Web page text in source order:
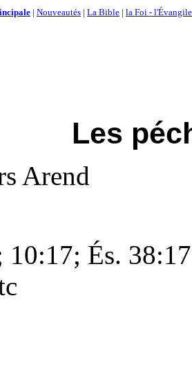
| Nouveautés | La Bible | la Foi - l'Évangile
Les
Arend
10:17; És.